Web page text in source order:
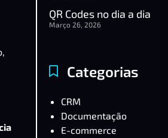
QR Codes no dia a dia
Março 26, 2026
Categorias
CRM
Documentação
E-commerce